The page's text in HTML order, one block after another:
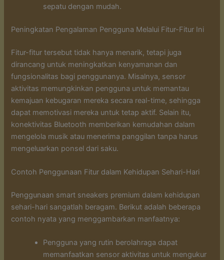
sepatu dengan mudah.
Peningkatan Pengalaman Pengguna Melalui Fitur-Fitur Ini
Fitur-fitur tersebut tidak hanya menarik, tetapi juga
dirancang untuk meningkatkan kenyamanan dan
fungsionalitas bagi penggunanya. Misalnya, sensor
aktivitas memungkinkan pengguna untuk memantau
kemajuan kebugaran mereka secara real-time, sehingga
dapat memotivasi mereka untuk tetap aktif. Selain itu,
konektivitas Bluetooth memberikan kemudahan dalam
mengelola musik atau menerima panggilan tanpa harus
mengeluarkan ponsel dari saku.
Contoh Penggunaan Fitur dalam Kehidupan Sehari-Hari
Penggunaan smart sneakers premium dalam kehidupan
sehari-hari sangatlah beragam. Berikut adalah beberapa
contoh nyata yang menggambarkan manfaatnya:
Pengguna yang rutin berolahraga dapat
memanfaatkan sensor aktivitas untuk mengukur